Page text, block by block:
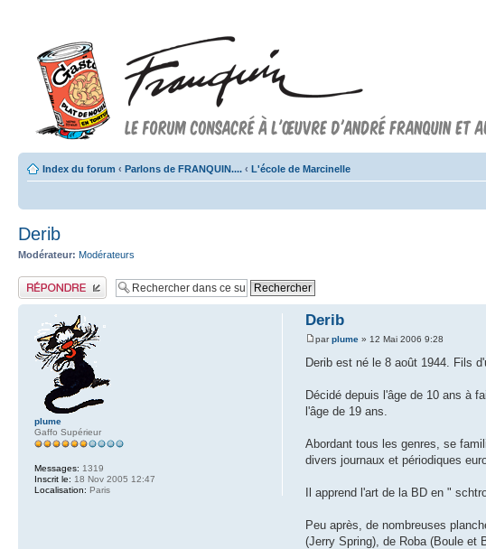
Index du forum ‹ Parlons de FRANQUIN.... ‹ L'école de Marcinelle
Derib
Modérateur: Modérateurs
Publier une réponse
Derib
parplume » 12 Mai 2006 9:28
Derib est né le 8 août 1944. Fils
Décidé depuis l'âge de 10 ans à
l'âge de 19 ans.
Abordant tous les genres, se
divers journaux et périodiques
Il apprend l'art de la BD en "
Peu après, de nombreuses
(Jerry Spring), de Roba (Boule et
plume
Gaffo Supérieur
Messages: 1319
Inscrit le: 18 Nov 2005 12:47
Localisation: Paris